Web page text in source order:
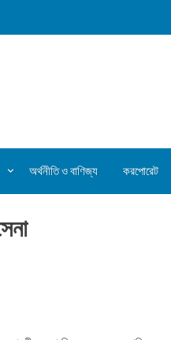
অর্থনীতি ও বাণিজ্য করপোরেট